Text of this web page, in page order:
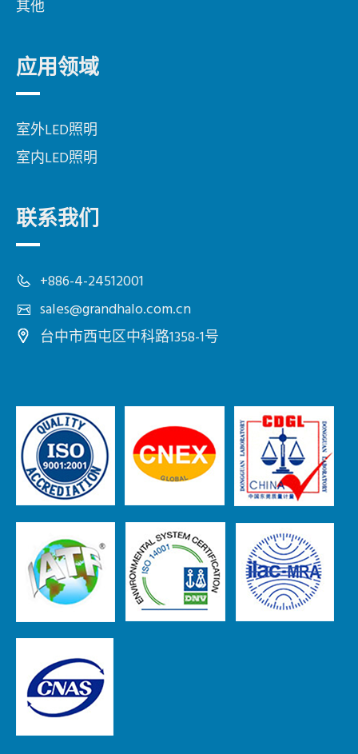
其他
应用领域
室外LED照明
室内LED照明
联系我们
+886-4-24512001
sales@grandhalo.com.cn
台中市西屯区中科路1358-1号